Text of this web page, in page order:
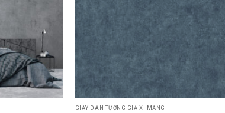
GIẤY DÁN TƯỜNG GIẢ XI MĂNG